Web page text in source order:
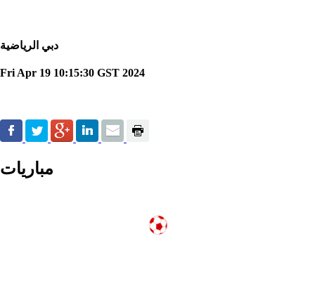
دبي الرياضية
Fri Apr 19 10:15:30 GST 2024
مباريات